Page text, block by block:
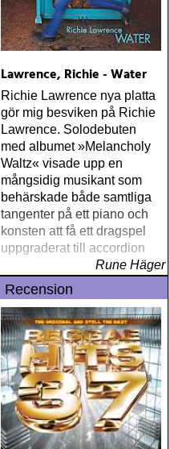
Lawrence, Richie - Water
Richie Lawrence nya platta
gör mig besviken på Richie
Lawrence. Solodebuten
med albumet »Melancholy
Waltz« visade upp en
mångsidig musikant som
behärskade både samtliga
tangenter på ett piano och
konsten att få ett dragspel
uppgraderat till accordion
Rune Häger
Recension